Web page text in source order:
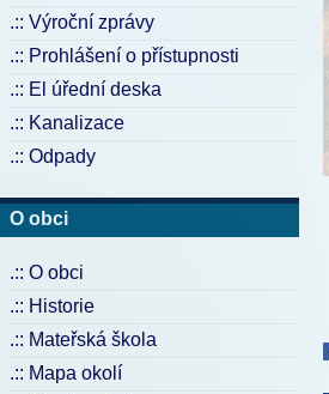
.:: Výroční zprávy
.:: Prohlášení o přístupnosti
.:: El úřední deska
.:: Kanalizace
.:: Odpady
O obci
.:: O obci
.:: Historie
.:: Mateřská škola
.:: Mapa okolí